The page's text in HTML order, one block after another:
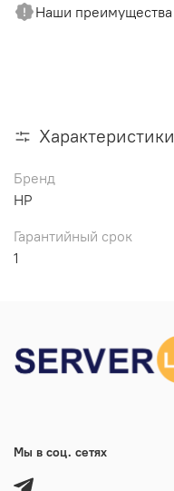
Наши преимущества
Характеристики
Бренд
HP
Гарантийный срок
1
Мы в соц. сетях